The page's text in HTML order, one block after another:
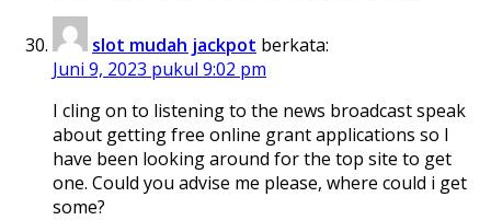
slot mudah jackpot berkata:
Juni 9, 2023 pukul 9:02 pm
I cling on to listening to the news broadcast speak
about getting free online grant applications so I
have been looking around for the top site to get
one. Could you advise me please, where could i get
some?